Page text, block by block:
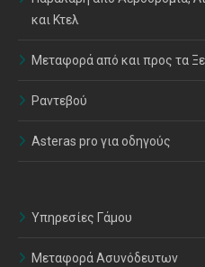
και Κτελ
Μεταφορά από και προς τα
Ραντεβού
Asteras pro για οδηγούς
Υπηρεσίες Γάμου
Μεταφορά Ασυνόδευτων